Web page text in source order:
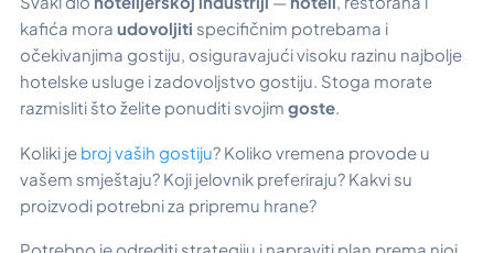
kafića mora udovoljiti specifičnim potrebama i
očekivanjima gostiju, osiguravajući visoku razinu najbolje
hotelske usluge i zadovoljstvo gostiju. Stoga morate
razmisliti što želite ponuditi svojim goste.
Koliki je broj vaših gostiju? Koliko vremena provode u
vašem smještaju? Koji jelovnik preferiraju? Kakvi su
proizvodi potrebni za pripremu hrane?